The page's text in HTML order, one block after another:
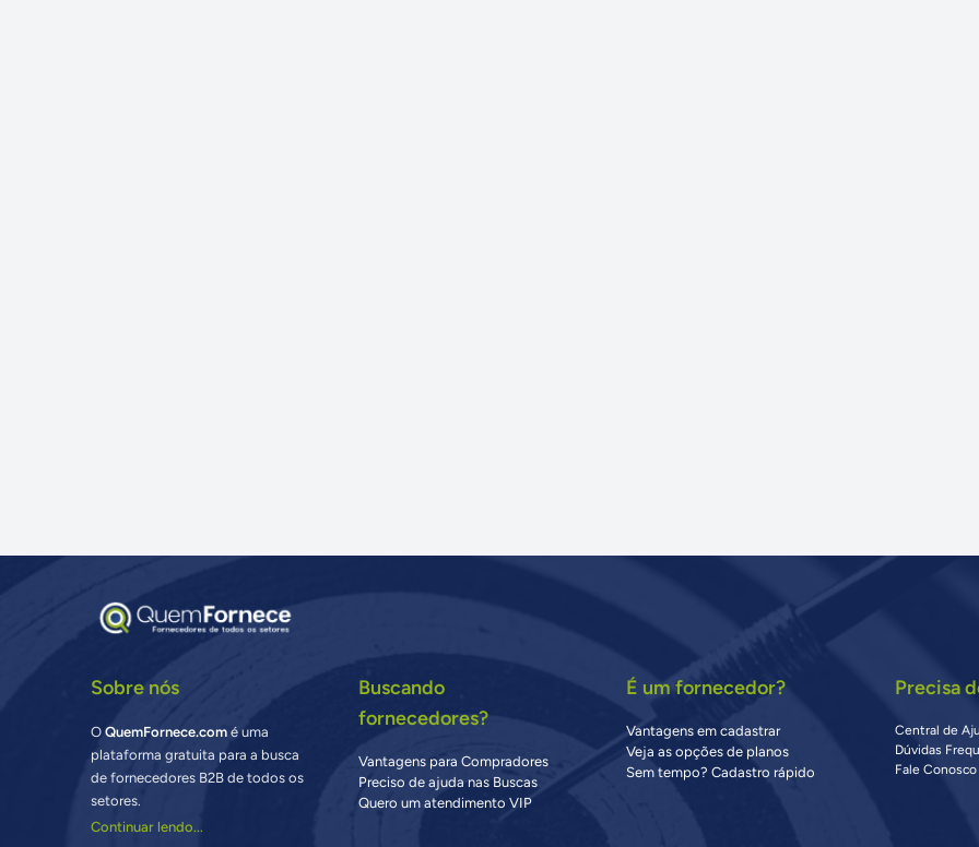
Sobre nós
OQuemFornece.com é uma
plataforma gratuita para a busca
de fornecedores B2B de todos os
setores.
Continuar lendo...
Buscando
fornecedores?
Vantagens para Compradores
Preciso de ajuda nas Buscas
Quero um atendimento VIP
É um fornecedor?
Vantagens em cadastrar
Veja as opções de planos
Sem tempo? Cadastro rápido
Precisa
Central de
Dúvidas
Fale Conosco